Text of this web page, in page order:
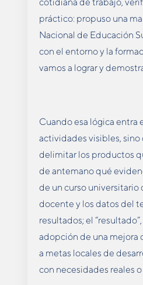
práctico: propuso una
Nacional de Educación
con el entorno y la
vamos a lograr y
Cuando esa lógica entra
actividades visibles,
delimitar los productos
de antemano qué
de un curso universitario
docente y los datos del
resultados; el
adopción de una mejora
a metas locales de
con necesidades reales